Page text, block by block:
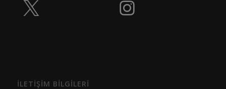
İLETİŞİM BİLGİLERİ